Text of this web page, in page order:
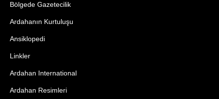
Bölgede Gazetecilik
Ardahanın Kurtuluşu
Ansiklopedi
Linkler
Ardahan International
Ardahan Resimleri